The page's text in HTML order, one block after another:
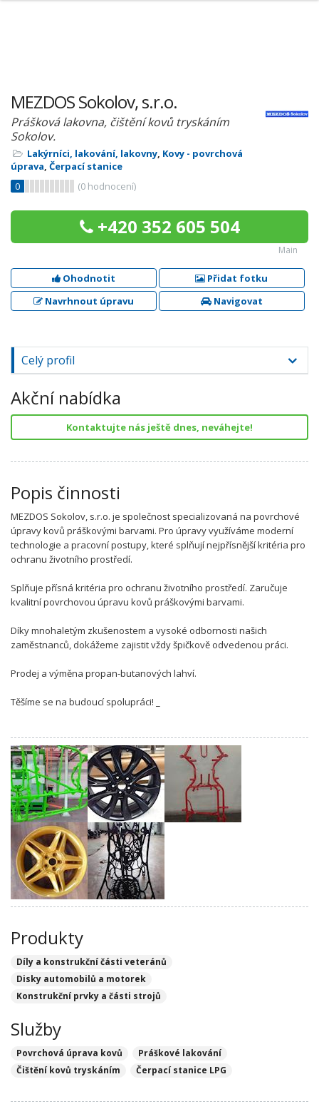
MEZDOS Sokolov, s.r.o.
Prášková lakovna, čištění kovů tryskáním
Sokolov.
Lakýrníci, lakování, lakovny, Kovy - povrchová
úprava, Čerpací stanice
0
(0 hodnocení)
+420 352 605 504
Main
Ohodnotit
Přidat fotku
Navrhnout úpravu
Navigovat
Celý profil
Akční nabídka
Kontaktujte nás ještě dnes, neváhejte!
Popis činnosti
MEZDOS Sokolov, s.r.o. je společnost specializovaná na povrchové
úpravy kovů práškovými barvami. Pro úpravy využíváme moderní
technologie a pracovní postupy, které splňují nejpřísnější kritéria pro
ochranu životního prostředí.
Splňuje přísná kritéria pro ochranu životního prostředí. Zaručuje
kvalitní povrchovou úpravu kovů práškovými barvami.
Díky mnohaletým zkušenostem a vysoké odbornosti našich
zaměstnanců, dokážeme zajistit vždy špičkově odvedenou práci.
Prodej a výměna propan-butanových lahví.
Těšíme se na budoucí spolupráci! _
Produkty
Díly a konstrukční části veteránů
Disky automobilů a motorek
Konstrukční prvky a části strojů
Služby
Povrchová úprava kovů
Práškové lakování
Čištění kovů tryskáním
Čerpací stanice LPG